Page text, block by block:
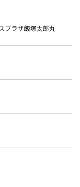
プラザ飯塚太郎丸